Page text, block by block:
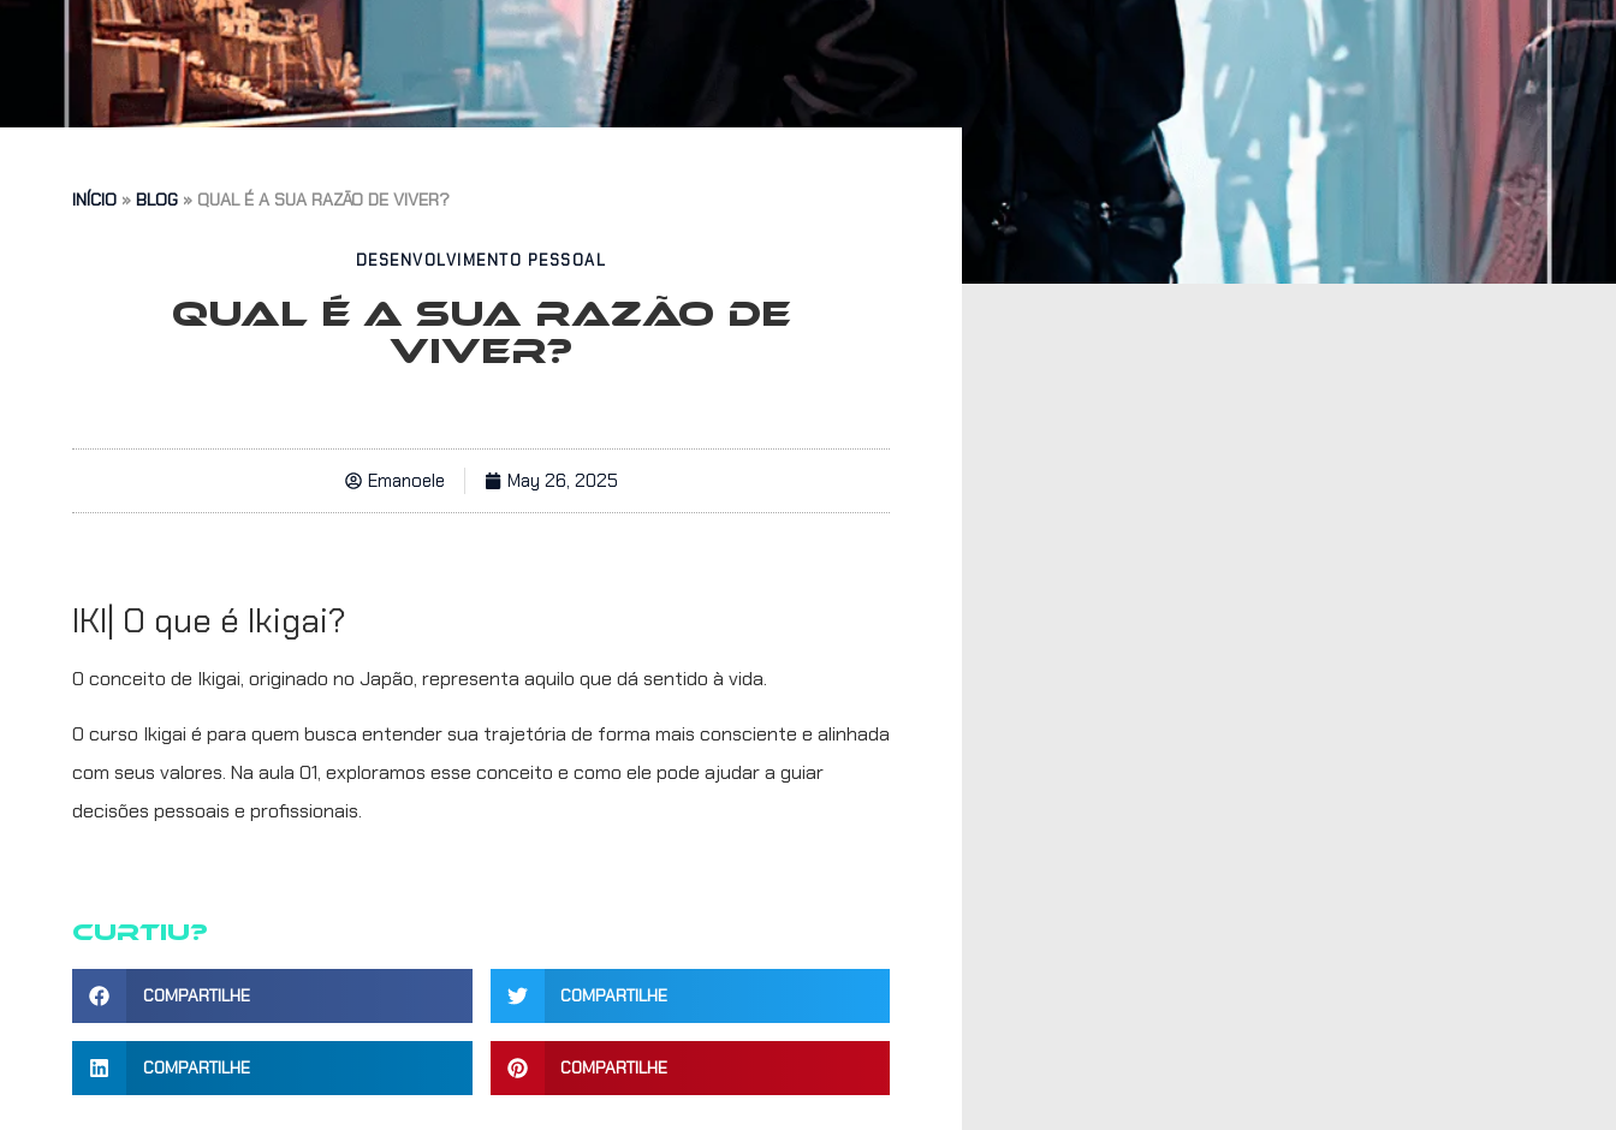
INÍCIO » BLOG » QUAL É A SUA RAZÃO DE VIVER?
DESENVOLVIMENTO PESSOAL
QUAL É A SUA RAZÃO DE
VIVER?
Emanoele May 26, 2025
IKI| O que é Ikigai?
O conceito de Ikigai, originado no Japão, representa aquilo que dá sentido à vida.
O curso Ikigai é para quem busca entender sua trajetória de forma mais consciente e alinhada
com seus valores. Na aula 01, exploramos esse conceito e como ele pode ajudar a guiar
decisões pessoais e profissionais.
Curtiu?
COMPARTILHE COMPARTILHE
COMPARTILHE COMPARTILHE